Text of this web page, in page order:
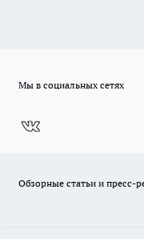
Мы в социальных сетях
Обзорные статьи и пресс-